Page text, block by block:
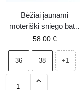
Bėžiai įaunami
moteriški sniego batai
ant platformos Gattea
58.00 €
36 38 +1